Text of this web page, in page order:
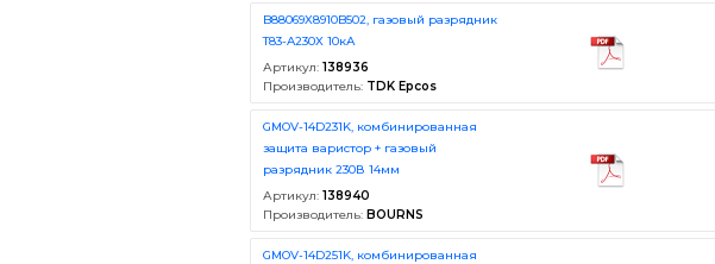
B88069X8910B502, газовый разрядник
T83-A230X 10кА
Артикул: 138936
Производитель: TDK Epcos
GMOV-14D231K, комбинированная
защита варистор + газовый
разрядник 230В 14мм
Артикул: 138940
Производитель: BOURNS
GMOV-14D251K, комбинированная